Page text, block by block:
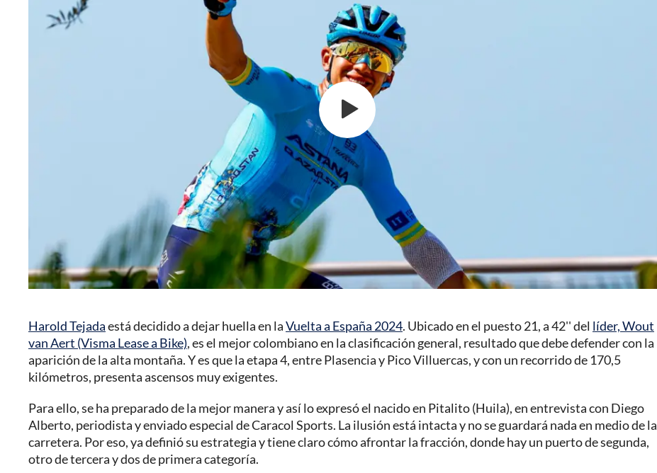
Harold Tejadaestá decidido a dejar huella en laVuelta a España 2024. Ubicado en el puesto 21, a 42'' del líder, Wout
van Aert (Visma Lease a Bike), es el mejor colombiano en la clasificación general, resultado que debe defender con la
aparición de la alta montaña. Y es que la etapa 4, entre Plasencia y Pico Villuercas, y con un recorrido de 170,5
kilómetros, presenta ascensos muy exigentes.
Para ello, se ha preparado de la mejor manera y así lo expresó el nacido en Pitalito (Huila), en entrevista con Diego
Alberto, periodista y enviado especial de Caracol Sports. La ilusión está intacta y no se guardará nada en medio de la
carretera. Por eso, ya definió su estrategia y tiene claro cómo afrontar la fracción, donde hay un puerto de segunda,
otro de tercera y dos de primera categoría.